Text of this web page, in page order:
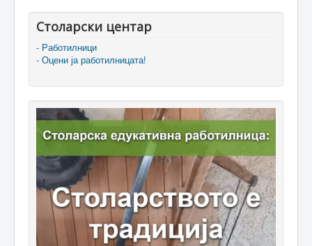
Столарски центар
- Работилници
- Оцени ја работилницата!